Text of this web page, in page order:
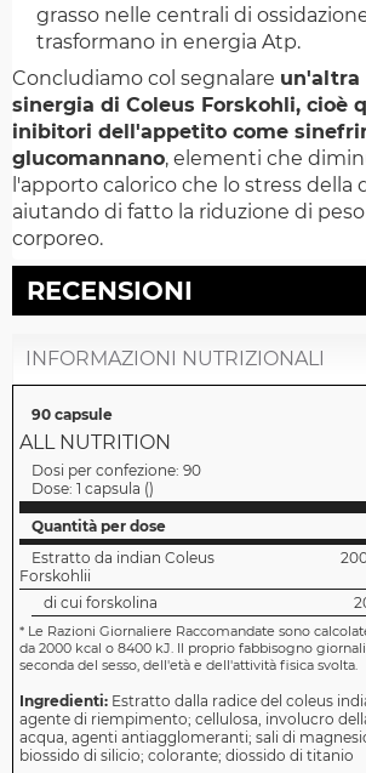
grasso nelle centrali di
trasformano in energia Atp.
Concludiamo col segnalare un'altra
sinergia di Coleus Forskohli, cioè
inibitori dell'appetito come
glucomannano, elementi che
l'apporto calorico che lo stress
aiutando di fatto la riduzione di
corporeo.
RECENSIONI
INFORMAZIONI NUTRIZIONALI
90 capsule
ALL NUTRITION
Dosi per confezione: 90
Dose: 1 capsula ()
Quantità per dose
Estratto da indian Coleus
Forskohlii
di cui forskolina
* Le Razioni Giornaliere Raccomandate sono
da 2000 kcal o 8400 kJ. Il proprio fabbisogno
seconda del sesso, dell'età e dell'attività fisica svolta.
Ingredienti: Estratto dalla radice del coleus
agente di riempimento; cellulosa, involucro
acqua, agenti antiagglomeranti; sali di
biossido di silicio; colorante; diossido di titanio